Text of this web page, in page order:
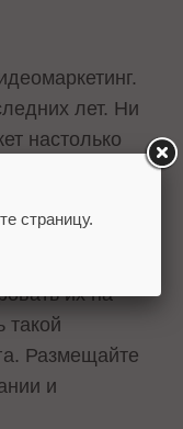
лет. Ни
настолько
показать
их на
такой
Размещайте
и
страницу.